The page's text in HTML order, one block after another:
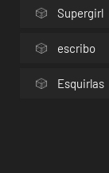
Supergirl
escribo
Esquirlas